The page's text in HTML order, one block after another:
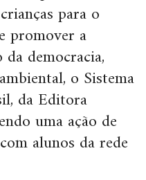
para o
promover a
democracia,
o Sistema
da Editora
uma ação de
alunos da rede